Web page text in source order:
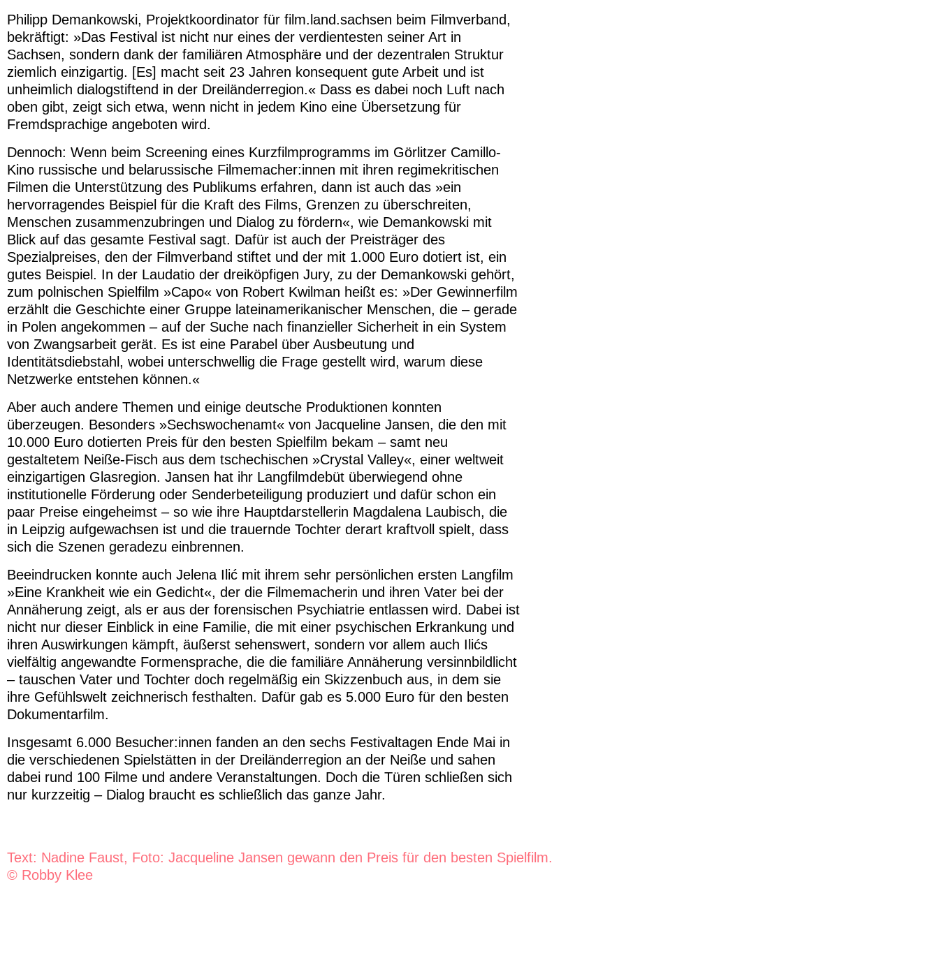
Philipp Demankowski, Projektkoordinator für film.land.sachsen beim Filmverband,
bekräftigt: »Das Festival ist nicht nur eines der verdientesten seiner Art in
Sachsen, sondern dank der familiären Atmosphäre und der dezentralen Struktur
ziemlich einzigartig. [Es] macht seit 23 Jahren konsequent gute Arbeit und ist
unheimlich dialogstiftend in der Dreiländerregion.« Dass es dabei noch Luft nach
oben gibt, zeigt sich etwa, wenn nicht in jedem Kino eine Übersetzung für
Fremdsprachige angeboten wird.
Dennoch: Wenn beim Screening eines Kurzfilmprogramms im Görlitzer Camillo-
Kino russische und belarussische Filmemacher:innen mit ihren regimekritischen
Filmen die Unterstützung des Publikums erfahren, dann ist auch das »ein
hervorragendes Beispiel für die Kraft des Films, Grenzen zu überschreiten,
Menschen zusammenzubringen und Dialog zu fördern«, wie Demankowski mit
Blick auf das gesamte Festival sagt. Dafür ist auch der Preisträger des
Spezialpreises, den der Filmverband stiftet und der mit 1.000 Euro dotiert ist, ein
gutes Beispiel. In der Laudatio der dreiköpfigen Jury, zu der Demankowski gehört,
zum polnischen Spielfilm »Capo« von Robert Kwilman heißt es: »Der Gewinnerfilm
erzählt die Geschichte einer Gruppe lateinamerikanischer Menschen, die – gerade
in Polen angekommen – auf der Suche nach finanzieller Sicherheit in ein System
von Zwangsarbeit gerät. Es ist eine Parabel über Ausbeutung und
Identitätsdiebstahl, wobei unterschwellig die Frage gestellt wird, warum diese
Netzwerke entstehen können.«
Aber auch andere Themen und einige deutsche Produktionen konnten
überzeugen. Besonders »Sechswochenamt« von Jacqueline Jansen, die den mit
10.000 Euro dotierten Preis für den besten Spielfilm bekam – samt neu
gestaltetem Neiße-Fisch aus dem tschechischen »Crystal Valley«, einer weltweit
einzigartigen Glasregion. Jansen hat ihr Langfilmdebüt überwiegend ohne
institutionelle Förderung oder Senderbeteiligung produziert und dafür schon ein
paar Preise eingeheimst – so wie ihre Hauptdarstellerin Magdalena Laubisch, die
in Leipzig aufgewachsen ist und die trauernde Tochter derart kraftvoll spielt, dass
sich die Szenen geradezu einbrennen.
Beeindrucken konnte auch Jelena Ilić mit ihrem sehr persönlichen ersten Langfilm
»Eine Krankheit wie ein Gedicht«, der die Filmemacherin und ihren Vater bei der
Annäherung zeigt, als er aus der forensischen Psychiatrie entlassen wird. Dabei ist
nicht nur dieser Einblick in eine Familie, die mit einer psychischen Erkrankung und
ihren Auswirkungen kämpft, äußerst sehenswert, sondern vor allem auch Ilićs
vielfältig angewandte Formensprache, die die familiäre Annäherung versinnbildlicht
– tauschen Vater und Tochter doch regelmäßig ein Skizzenbuch aus, in dem sie
ihre Gefühlswelt zeichnerisch festhalten. Dafür gab es 5.000 Euro für den besten
Dokumentarfilm.
Insgesamt 6.000 Besucher:innen fanden an den sechs Festivaltagen Ende Mai in
die verschiedenen Spielstätten in der Dreiländerregion an der Neiße und sahen
dabei rund 100 Filme und andere Veranstaltungen. Doch die Türen schließen sich
nur kurzzeitig – Dialog braucht es schließlich das ganze Jahr.
Text: Nadine Faust, Foto: Jacqueline Jansen gewann den Preis für den besten Spielfilm.
© Robby Klee